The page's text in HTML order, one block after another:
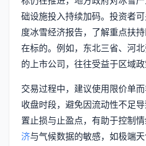
础设施投入持续加码。投资者
度冰雪经济报告，了解重点扶
在标的。例如，东北三省、河
的上市公司，往往受益于区域政
交易过程中，建议使用限价单
收盘时段，避免因流动性不足
置止损与止盈点，有助于控制
济与气候数据的敏感，如极端